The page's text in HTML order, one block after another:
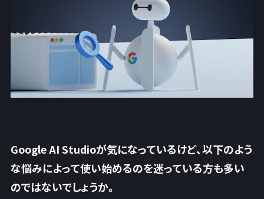
Google AI Studioが気になっているけど、以下のよう
な悩みによって使い始めるのを迷っている方も多い
のではないでしょうか。